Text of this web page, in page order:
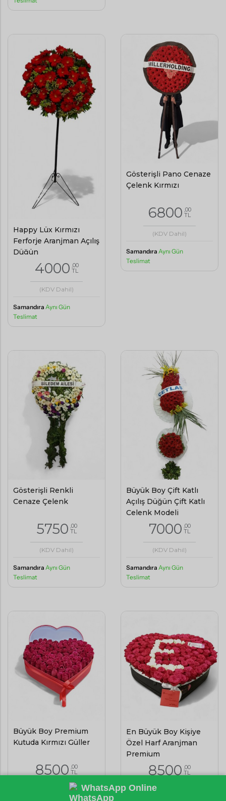
Happy Lüx Kırmızı
Ferforje Aranjman Açılış
Düğün
4000 ,00
TL
(KDV Dahil)
Samandıra Aynı Gün
Teslimat
Gösterişli Pano Cenaze
Çelenk Kırmızı
6800 ,00
TL
(KDV Dahil)
Samandıra Aynı Gün
Teslimat
Gösterişli Renkli
Cenaze Çelenk
5750 ,00
TL
(KDV Dahil)
Samandıra Aynı Gün
Teslimat
Büyük Boy Çift Katlı
Açılış Düğün Çift Katlı
Çelenk Modeli
7000 ,00
TL
(KDV Dahil)
Samandıra Aynı Gün
Teslimat
Büyük Boy Premium
Kutuda Kırmızı Güller
8500 ,00
TL
(KDV Dahil)
En Büyük Boy Kişiye
Özel Harf Aranjman
Premium
8500 ,00
TL
(KDV Dahil)
WhatsApp Online